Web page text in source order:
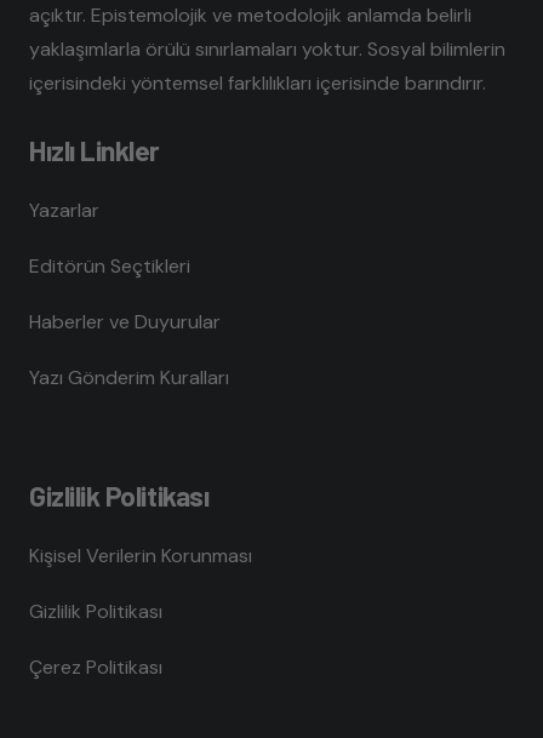
açıktır. Epistemolojik ve metodolojik anlamda belirli
yaklaşımlarla örülü sınırlamaları yoktur. Sosyal bilimlerin
içerisindeki yöntemsel farklılıkları içerisinde barındırır.
Hızlı Linkler
Yazarlar
Editörün Seçtikleri
Haberler ve Duyurular
Yazı Gönderim Kuralları
Gizlilik Politikası
Kişisel Verilerin Korunması
Gizlilik Politikası
Çerez Politikası